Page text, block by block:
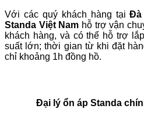
Với các quý khách hàng tạiĐà
Standa Việt Nam hỗ trợ vận
khách hàng, và có thể hỗ trợ
suất lớn; thời gian từ khi đặt
chỉ khoảng 1h đồng hồ.
Đại lý ổn áp Standa